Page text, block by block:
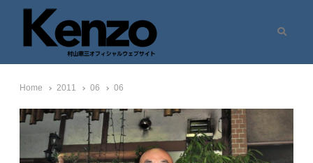
七転八起 – 村山憲三 Official Site
村山憲三ウェブサイト
Home 2011 06 06